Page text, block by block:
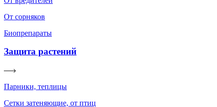
От сорняков
Биопрепараты
Защита растений
Парники, теплицы
Сетки затеняющие, от птиц